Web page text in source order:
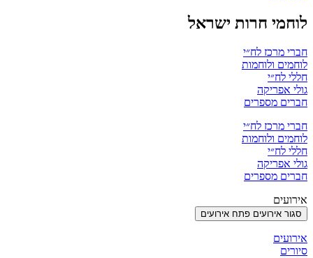
לוחמי חרות ישראל
חברי מרכז לח״י
לוחמים ולוחמות
חללי לח״י
גולי אפריקה
חברים מספרים
חברי מרכז לח״י
לוחמים ולוחמות
חללי לח״י
גולי אפריקה
חברים מספרים
אירועים
סגור אירועים פתח אירועים
אירועים
סיורים